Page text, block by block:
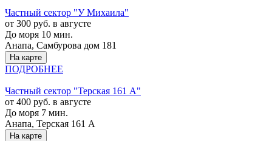
Частный сектор "У Михаила"
от 300 руб. в августе
До моря 10 мин.
Анапа, Самбурова дом 181
На карте
ПОДРОБНЕЕ
Частный сектор "Терская 161 А"
от 400 руб. в августе
До моря 7 мин.
Анапа, Терская 161 А
На карте